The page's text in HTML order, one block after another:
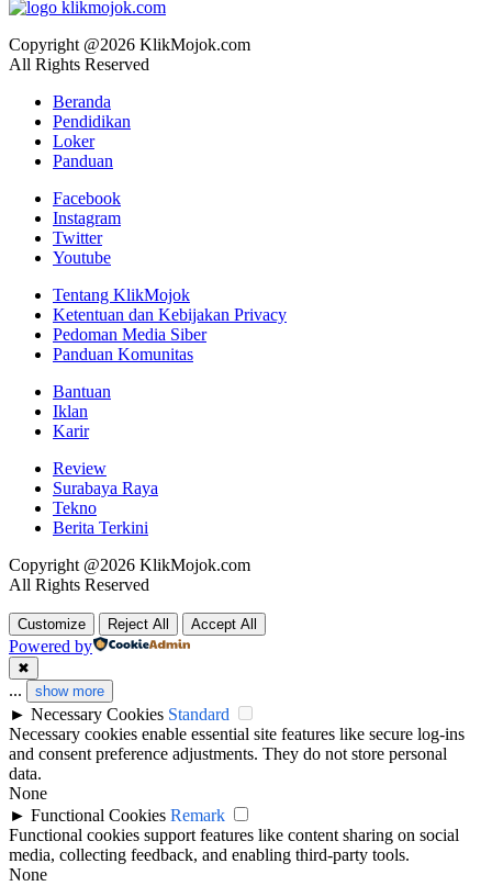
Copyright @2026 KlikMojok.com
All Rights Reserved
Beranda
Pendidikan
Loker
Panduan
Facebook
Instagram
Twitter
Youtube
Tentang KlikMojok
Ketentuan dan Kebijakan Privacy
Pedoman Media Siber
Panduan Komunitas
Bantuan
Iklan
Karir
Review
Surabaya Raya
Tekno
Berita Terkini
Copyright @2026 KlikMojok.com
All Rights Reserved
Customize Reject All Accept All
Powered by
✖
... show more
► Necessary Cookies Standard
Necessary cookies enable essential site features like secure log-ins
and consent preference adjustments. They do not store personal
data.
None
► Functional Cookies Remark
Functional cookies support features like content sharing on social
media, collecting feedback, and enabling third-party tools.
None